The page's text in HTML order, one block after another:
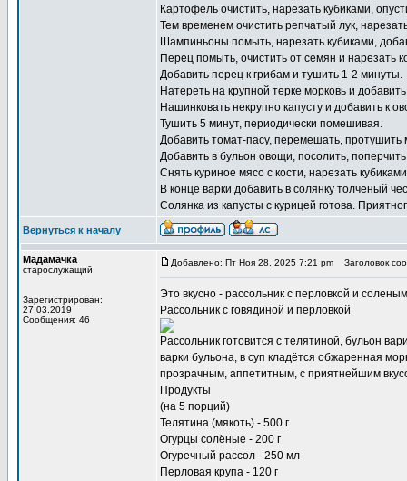
Картофель очистить, нарезать кубиками,
Тем временем очистить репчатый лук,
Шампиньоны помыть, нарезать кубиками,
Перец помыть, очистить от семян и нарезать
Добавить перец к грибам и тушить 1-2 минуты.
Натереть на крупной терке морковь и
Нашинковать некрупно капусту и добавить к
Тушить 5 минут, периодически помешивая.
Добавить томат-пасу, перемешать, протушить
Добавить в бульон овощи, посолить,
Снять куриное мясо с кости, нарезать
В конце варки добавить в солянку толченый
Солянка из капусты с курицей готова.
Вернуться к началу
Мадамачка
старослужащий
Зарегистрирован:
27.03.2019
Сообщения: 46
Добавлено: Пт Ноя 28, 2025 7:21 pm Заголовок
Это вкусно - рассольник с перловкой и
Рассольник с говядиной и перловкой
Рассольник готовится с телятиной, бульон
варки бульона, в суп кладётся обжаренная
прозрачным, аппетитным, с приятнейшим
Продукты
(на 5 порций)
Телятина (мякоть) - 500 г
Огурцы солёные - 200 г
Огуречный рассол - 250 мл
Перловая крупа - 120 г